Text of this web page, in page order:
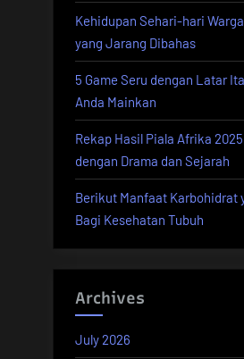
Kehidupan Sehari-hari
yang Jarang Dibahas
5 Game Seru dengan Latar
Anda Mainkan
Rekap Hasil Piala Afrika
dengan Drama dan Sejarah
Berikut Manfaat Karbohidrat
Bagi Kesehatan Tubuh
Archives
July 2026